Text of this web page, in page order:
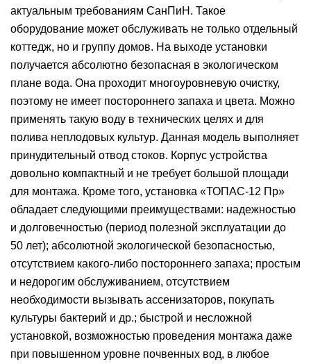
актуальным требованиям СанПиН. Такое
оборудование может обслуживать не только отдельный
коттедж, но и группу домов. На выходе установки
получается абсолютно безопасная в экологическом
плане вода. Она проходит многоуровневую очистку,
поэтому не имеет постороннего запаха и цвета. Можно
применять такую воду в технических целях и для
полива неплодовых культур. Данная модель выполняет
принудительный отвод стоков. Корпус устройства
довольно компактный и не требует большой площади
для монтажа. Кроме того, установка «ТОПАС-12 Пр»
обладает следующими преимуществами: надежностью
и долговечностью (период полезной эксплуатации до
50 лет); абсолютной экологической безопасностью,
отсутствием какого-либо постороннего запаха; простым
и недорогим обслуживанием, отсутствием
необходимости вызывать ассенизаторов, покупать
культуры бактерий и др.; быстрой и несложной
установкой, возможностью проведения монтажа даже
при повышенном уровне почвенных вод, в любое